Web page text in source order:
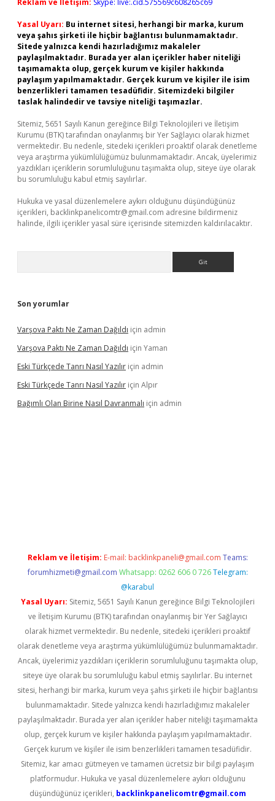
Reklam ve İletişim: Skype: live:.cid.575569c608265c69
Yasal Uyarı: Bu internet sitesi, herhangi bir marka, kurum
veya şahıs şirketi ile hiçbir bağlantısı bulunmamaktadır.
Sitede yalnızca kendi hazırladığımız makaleler
paylaşılmaktadır. Burada yer alan içerikler haber niteliği
taşımamakta olup, gerçek kurum ve kişiler hakkında
paylaşım yapılmamaktadır. Gerçek kurum ve kişiler ile isim
benzerlikleri tamamen tesadüfidir. Sitemizdeki bilgiler
taslak halindedir ve tavsiye niteliği taşımazlar.
Sitemiz, 5651 Sayılı Kanun gereğince Bilgi Teknolojileri ve İletişim
Kurumu (BTK) tarafından onaylanmış bir Yer Sağlayıcı olarak hizmet
vermektedir. Bu nedenle, sitedeki içerikleri proaktif olarak denetleme
veya araştırma yükümlülüğümüz bulunmamaktadır. Ancak, üyelerimiz
yazdıkları içeriklerin sorumluluğunu taşımakta olup, siteye üye olarak
bu sorumluluğu kabul etmiş sayılırlar.
Hukuka ve yasal düzenlemelere aykırı olduğunu düşündüğünüz
içerikleri, backlinkpanelicomtr@gmail.com adresine bildirmeniz
halinde, ilgili içerikler yasal süre içerisinde sitemizden kaldırılacaktır.
Son yorumlar
Varşova Paktı Ne Zaman Dağıldı için admin
Varşova Paktı Ne Zaman Dağıldı için Yaman
Eski Türkçede Tanrı Nasıl Yazılır için admin
Eski Türkçede Tanrı Nasıl Yazılır için Alpır
Bağımlı Olan Birine Nasıl Davranmalı için admin
Reklam ve İletişim: E-mail: backlinkpaneli@gmail.com Teams:
forumhizmeti@gmail.com Whatsapp: 0262 606 0 726 Telegram:
@karabul
Yasal Uyarı: Sitemiz, 5651 Sayılı Kanun gereğince Bilgi Teknolojileri
ve İletişim Kurumu (BTK) tarafından onaylanmış bir Yer Sağlayıcı
olarak hizmet vermektedir. Bu nedenle, sitedeki içerikleri proaktif
olarak denetleme veya araştırma yükümlülüğümüz bulunmamaktadır.
Ancak, üyelerimiz yazdıkları içeriklerin sorumluluğunu taşımakta olup,
siteye üye olarak bu sorumluluğu kabul etmiş sayılırlar. Bu internet
sitesi, herhangi bir marka, kurum veya şahıs şirketi ile hiçbir bağlantısı
bulunmamaktadır. Sitede yalnızca kendi hazırladığımız makaleler
paylaşılmaktadır. Burada yer alan içerikler haber niteliği taşımamakta
olup, gerçek kurum ve kişiler hakkında paylaşım yapılmamaktadır.
Gerçek kurum ve kişiler ile isim benzerlikleri tamamen tesadüfidir.
Sitemiz, kar amacı gütmeyen ve tamamen ücretsiz bir bilgi paylaşım
platformudur. Hukuka ve yasal düzenlemelere aykırı olduğunu
düşündüğünüz içerikleri, backlinkpanelicomtr@gmail.com